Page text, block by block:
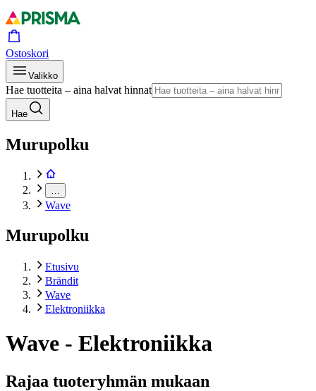
Ostoskori
Valikko
Hae tuotteita – aina halvat hinnat
Hae
Murupolku
Wave
Murupolku
Etusivu
Brändit
Wave
Elektroniikka
Wave - Elektroniikka
Rajaa tuoteryhmän mukaan